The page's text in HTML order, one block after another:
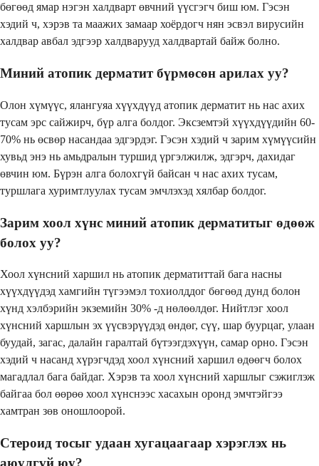
бөгөөд ямар нэгэн халдварт өвчний үүсгэгч биш юм. Гэсэн
хэдий ч, хэрэв та маажих замаар хоёрдогч нян эсвэл вирусийн
халдвар авбал эдгээр халдварууд халдвартай байж болно.
Миний атопик дерматит бүрмөсөн арилах уу?
Олон хүмүүс, ялангуяа хүүхдүүд атопик дерматит нь нас ахих
тусам эрс сайжирч, бүр алга болдог. Эксземтэй хүүхдүүдийн 60-
70% нь өсвөр насандаа эдгэрдэг. Гэсэн хэдий ч зарим хүмүүсийн
хувьд энэ нь амьдралын туршид үргэлжилж, эдгэрч, дахидаг
өвчин юм. Бүрэн алга болохгүй байсан ч нас ахих тусам,
туршлага хуримтлуулах тусам эмчлэхэд хялбар болдог.
Зарим хоол хүнс миний атопик дерматитыг өдөөж
болох уу?
Хоол хүнсний харшил нь атопик дерматиттай бага насны
хүүхдүүдэд хамгийн түгээмэл тохиолддог бөгөөд дунд болон
хүнд хэлбэрийн экземийн 30% -д нөлөөлдөг. Нийтлэг хоол
хүнсний харшлын эх үүсвэрүүдэд өндөг, сүү, шар буурцаг, улаан
буудай, загас, далайн гаралтай бүтээгдэхүүн, самар орно. Гэсэн
хэдий ч насанд хүрэгчдэд хоол хүнсний харшил өдөөгч болох
магадлал бага байдаг. Хэрэв та хоол хүнсний харшлыг сэжиглэж
байгаа бол өөрөө хоол хүнснээс хасахын оронд эмчтэйгээ
хамтран зөв оношлоорой.
Стероид тосыг удаан хугацаагаар хэрэглэх нь
аюулгүй юу?